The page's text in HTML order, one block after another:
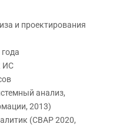
и проектирования
ИС
анализ,
2013)
(CBAP 2020,